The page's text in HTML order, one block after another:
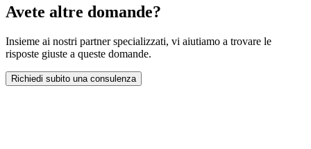
Avete altre domande?
Insieme ai nostri partner specializzati, vi aiutiamo a trovare le
risposte giuste a queste domande.
Richiedi subito una consulenza